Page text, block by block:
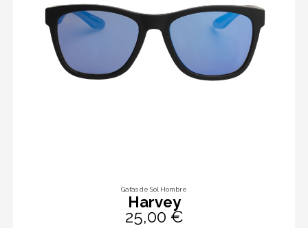
Gafas de Sol Hombre
Harvey
25,00 €